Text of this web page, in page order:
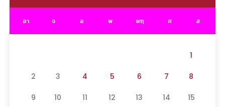
อา. จ. อ. พ. พฤ. ศ. ส.
1
2 3 4 5 6 7 8
9 10 11 12 13 14 15